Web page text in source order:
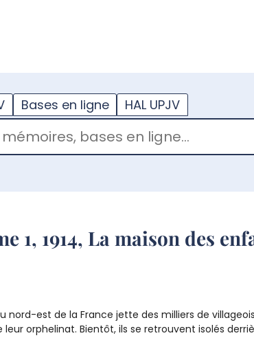
Bases en ligne HAL UPJV
1, 1914, La maison des
nord-est de la France jette des milliers de
orphelinat. Bientôt, ils se retrouvent isolés